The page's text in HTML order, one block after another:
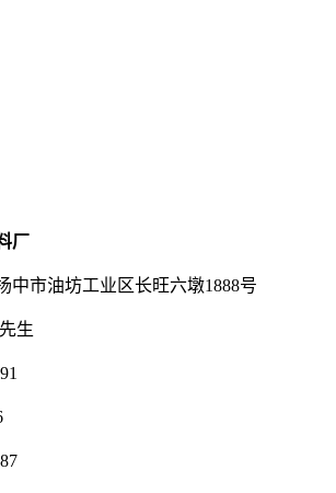
厂
中市油坊工业区长旺六墩1888号
生